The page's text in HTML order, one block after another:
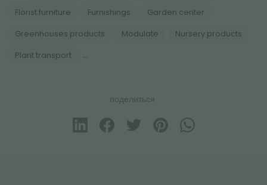
Florist furniture Furnishings Garden center
Greenhouses products Modulate Nursery products
Plant transport ...
поделиться